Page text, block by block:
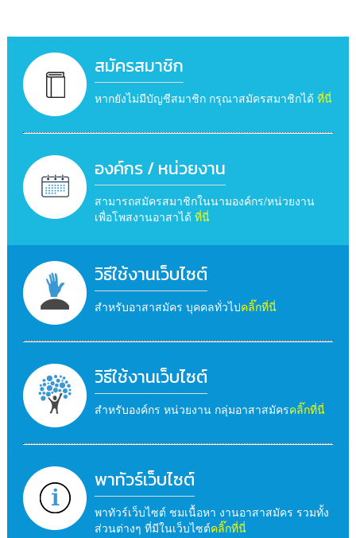
สมัครสมาชิก
หากยังไม่มีบัญชีสมาชิก กรุณาสมัครสมาชิกได้ ที่นี่
องค์กร / หน่วยงาน
สามารถสมัครสมาชิกในนามองค์กร/หน่วยงาน
เพื่อโพสงานอาสาได้ ที่นี่
วิธีใช้งานเว็บไซต์
สำหรับอาสาสมัคร บุคคลทั่วไปคลิ๊กที่นี่
วิธีใช้งานเว็บไซต์
สำหรับองค์กร หน่วยงาน กลุ่มอาสาสมัครคลิ๊กที่นี่
พาทัวร์เว็บไซต์
พาทัวร์เว็บไซต์ ชมเนื้อหา งานอาสาสมัคร รวมทั้ง
ส่วนต่างๆ ที่มีในเว็บไซต์คลิ๊กที่นี่